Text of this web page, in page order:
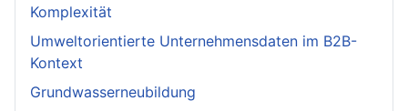
Komplexität
Umweltorientierte Unternehmensdaten im B2B-
Kontext
Grundwasserneubildung